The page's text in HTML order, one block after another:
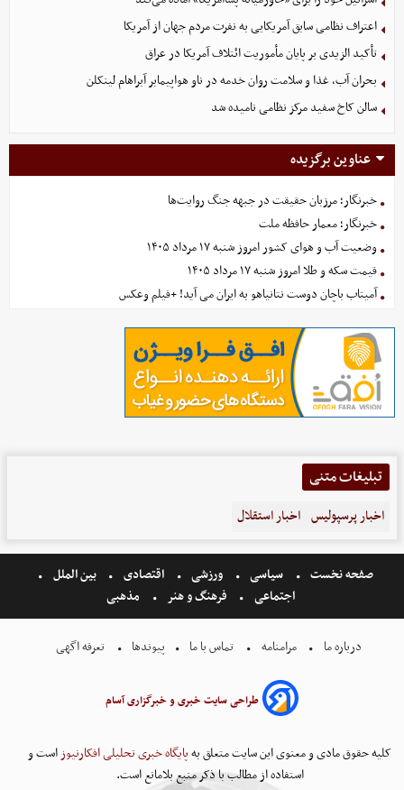
اعتراف نظامی سابق آمریکایی به نفرت مردم جهان از آمریکا
تأکید الزیدی بر پایان مأموریت ائتلاف آمریکا در عراق
بحران آب، غذا و سلامت روان خدمه در ناو هواپیمابر آبراهام لینکلن
سالن کاخ سفید مرکز نظامی نامیده شد
عناوین برگزیده
خبرنگار؛ مرزبان حقیقت در جبهه جنگ روایت‌ها
خبرنگار؛ معمار حافظه ملت
وضعیت آب و هوای کشور امروز شنبه ۱۷ مرداد ۱۴۰۵
قیمت سکه و طلا امروز شنبه ۱۷ مرداد ۱۴۰۵
آمیتاب باچان دوست نتانیاهو به ایران می آید! +فیلم وعکس
تبلیغات متنی
اخبار پرسپولیس اخبار استقلال
صفحه نخست سیاسی ورزشی اقتصادی
بین الملل
اجتماعی
فرهنگ و هنر مذهبی
درباره ما مرامنامه تماس با ما پیوندها تعرفه اگهی
طراحی سایت خبری و خبرگزاری آسام
کلیه حقوق مادی و معنوی این سایت متعلق بهپایگاه خبری تحلیلی افکارنیوزاست و
استفاده از مطالب با ذکر منبع بلامانع است.